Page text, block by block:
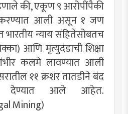
की, एकूण ९ आरोपींपैकी
आली असून १ जण
भारतीय न्याय संहितेसोबतच
आणि मृत्युदंडाची शिक्षा
कलमे लावण्यात आली
११ क्रशर तातडीने बंद
देण्यात आले आहेत.
Mining)